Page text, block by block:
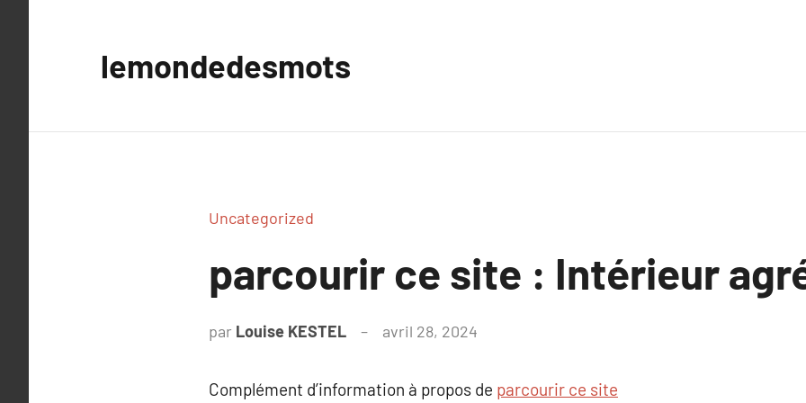
lemondedesmots
Uncategorized
parcourir ce site : Intérieur
par Louise KESTEL avril 28, 2024
Complément d’information à propos de parcourir ce site